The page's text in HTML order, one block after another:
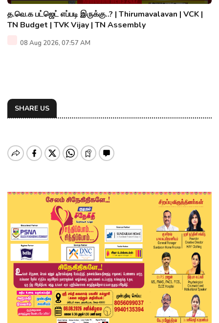
த.வெ.க பட்ஜெட் எப்படி இருக்கு..? | Thirumavalavan | VCK |
TN Budget | TVK Vijay | TN Assembly
08 Aug 2026, 07:57 AM
SHARE US